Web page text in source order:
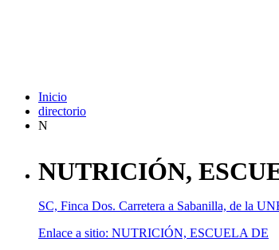
Inicio
directorio
N
NUTRICIÓN,
SC, Finca Dos. Carretera a Sabanilla, de la
Enlace a sitio: NUTRICIÓN, ESCUELA DE